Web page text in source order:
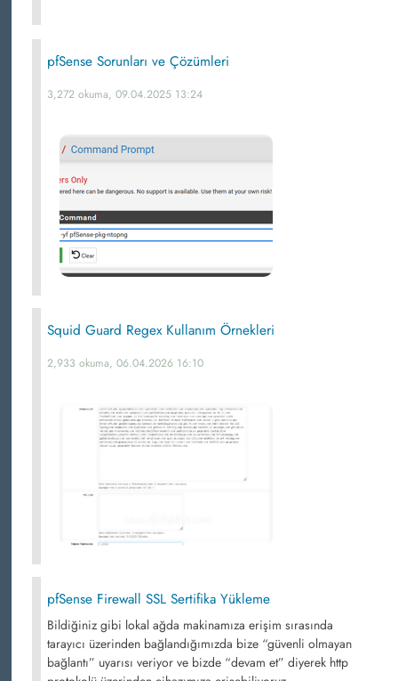
pfSense Sorunları ve Çözümleri
3,272 okuma, 09.04.2025 13:24
Squid Guard Regex Kullanım Örnekleri
2,933 okuma, 06.04.2026 16:10
pfSense Firewall SSL Sertifika Yükleme
Bildiğiniz gibi lokal ağda makinamıza erişim sırasında
tarayıcı üzerinden bağlandığımızda bize “güvenli olmayan
bağlantı” uyarısı veriyor ve bizde “devam et” diyerek http